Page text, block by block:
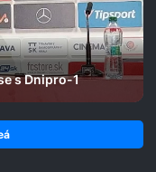
s Dnipro-1